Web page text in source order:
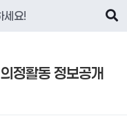
의정활동 정보공개